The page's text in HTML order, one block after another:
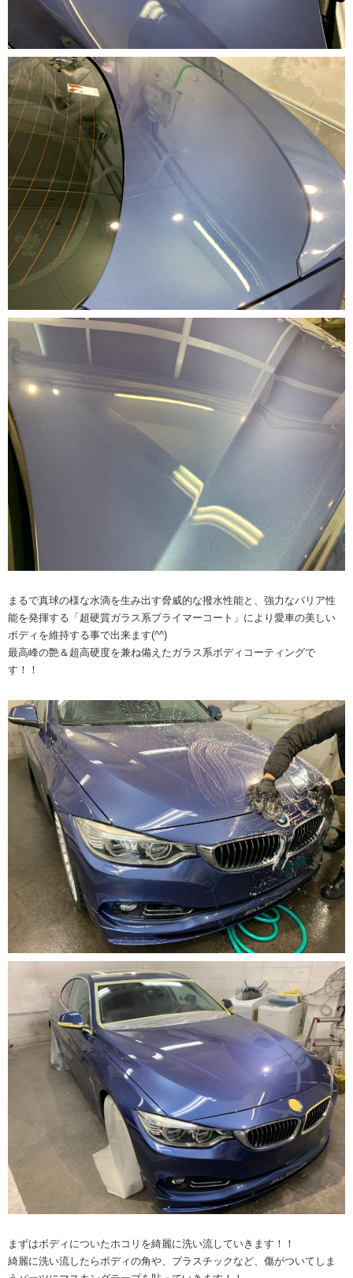
まるで真球の様な水滴を生み出す脅威的な撥水性能と、強力なバリア性
能を発揮する「超硬質ガラス系プライマーコート」により愛車の美しい
ボディを維持する事で出来ます(^^)
最高峰の艶＆超高硬度を兼ね備えたガラス系ボディコーティングで
す！！
まずはボディについたホコリを綺麗に洗い流していきます！！
綺麗に洗い流したらボディの角や、プラスチックなど、傷がついてしま